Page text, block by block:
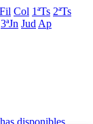
Fil Col 1ªTs 2ªTs
3ªJn Jud Ap
disponibles